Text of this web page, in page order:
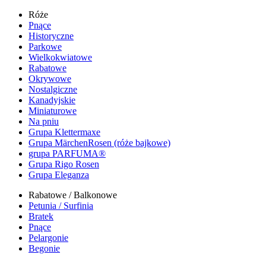
Róże
Pnące
Historyczne
Parkowe
Wielkokwiatowe
Rabatowe
Okrywowe
Nostalgiczne
Kanadyjskie
Miniaturowe
Na pniu
Grupa Klettermaxe
Grupa MärchenRosen (róże bajkowe)
grupa PARFUMA®
Grupa Rigo Rosen
Grupa Eleganza
Rabatowe / Balkonowe
Petunia / Surfinia
Bratek
Pnące
Pelargonie
Begonie